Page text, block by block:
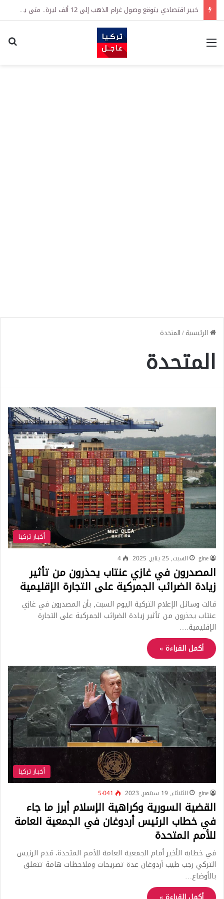
خبير اقتصادي يتوقع وصول غرام الذهب إلى 12 ألف ليرة.. متى يحدث ذلك؟
القائمة
الرئيسية/المتحدة
المتحدة
أخبار تركيا
gine السبت, 25 يناير, 2025 4
المصدرون في غازي عنتاب يحذرون من تأثير
زيادة الضرائب الجمركية على التجارة الإقليمية
قالت وسائل الإعلام التركية اليوم السبت٫ بأن المصدرون في غازي
عنتاب يحذرون من تأثير زيادة الضرائب الجمركية على التجارة
الإقليمية.…
أكمل القراءة »
أخبار تركيا
gine الثلاثاء, 19 سبتمبر, 2023 5٬041
القضية السورية وكراهية الإسلام أبرز ما جاء
في خطاب الرئيس أردوغان في الجمعية العامة
للأمم المتحدة
في خطابه الأخير أمام الجمعية العامة للأمم المتحدة، قدم الرئيس
التركي رجب طيب أردوغان عدة تصريحات وملاحظات هامة تتعلق
بالأوضاع…